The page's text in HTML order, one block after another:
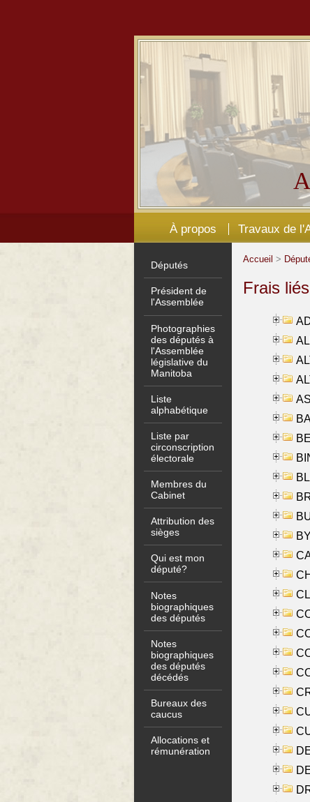
À propos Travaux de
Députés
Président de
l'Assemblée
Photographies
des députés à
l'Assemblée
législative du
Manitoba
Liste
alphabétique
Liste par
circonscription
électorale
Membres du
Cabinet
Attribution des
sièges
Qui est mon
député?
Notes
biographiques
des députés
Notes
biographiques
des députés
décédés
Bureaux des
caucus
Allocations et
rémunération
Accueil >
Frais